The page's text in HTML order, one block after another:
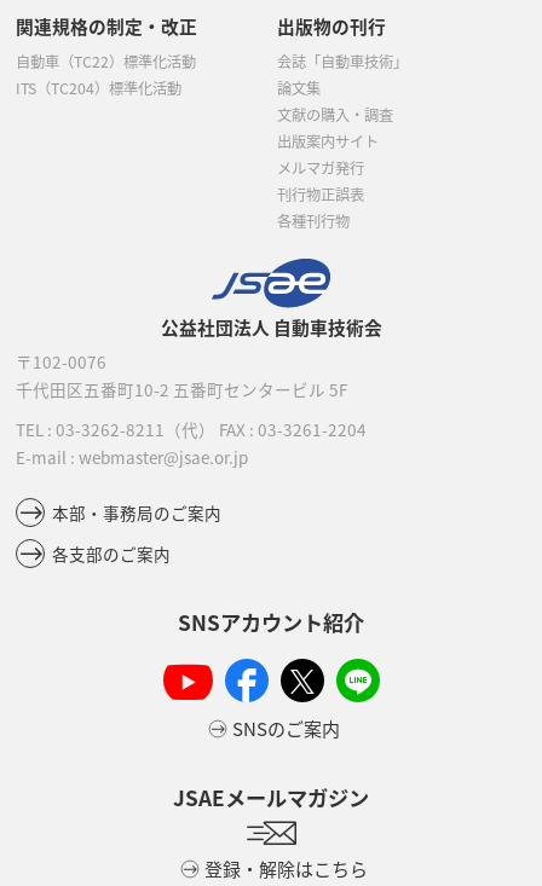
公益社団法人 自動車技術会
〒102-0076
千代田区五番町10-2 五番町センタービル 5F
TEL : 03-3262-8211 （代） FAX : 03-3261-2204
E-mail : webmaster@jsae.or.jp
本部・事務局のご案内
各支部のご案内
SNSアカウント紹介
SNSのご案内
JSAEメールマガジン
登録・解除はこちら
関連規格の制定・改正
自動車（TC22）標準化活動
ITS（TC204）標準化活動
出版物の刊行
会誌「自動車技術」
論文集
文献の購入・調査
出版案内サイト
メルマガ発行
刊行物正誤表
各種刊行物